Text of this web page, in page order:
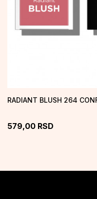
RADIANT BLUSH 264
579,00 RSD